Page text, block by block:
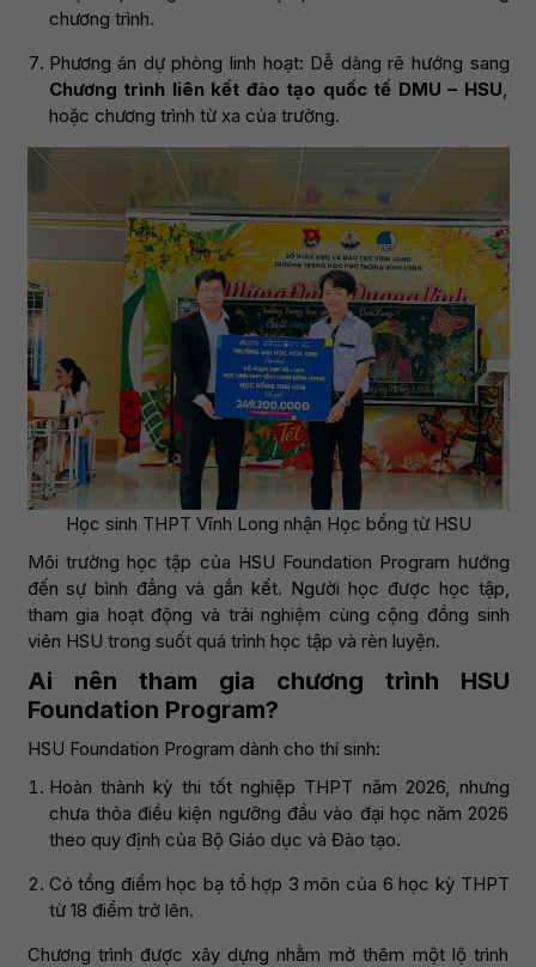
chương trình.
Phương án dự phòng linh hoạt: Dễ dàng rẽ hướng sang
Chương trình liên kết đào tạo quốc tế DMU – HSU,
hoặc chương trình từ xa của trường.
Học sinh THPT Vĩnh Long nhận Học bổng từ HSU
Môi trường học tập của HSU Foundation Program hướng
đến sự bình đẳng và gắn kết. Người học được học tập,
tham gia hoạt động và trải nghiệm cùng cộng đồng sinh
viên HSU trong suốt quá trình học tập và rèn luyện.
Ai nên tham gia chương trình HSU
Foundation Program?
HSU Foundation Program dành cho thí sinh:
Hoàn thành kỳ thi tốt nghiệp THPT năm 2026, nhưng
chưa thỏa điều kiện ngưỡng đầu vào đại học năm 2026
theo quy định của Bộ Giáo dục và Đào tạo.
Có tổng điểm học bạ tổ hợp 3 môn của 6 học kỳ THPT
từ 18 điểm trở lên.
Chương trình được xây dựng nhằm mở thêm một lộ trình